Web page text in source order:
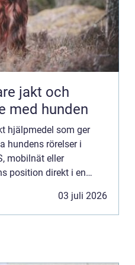
jakt och
med hunden
hjälpmedel som ger
hundens rörelser i
mobilnät eller
position direkt i en
03 juli 2026